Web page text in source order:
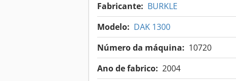
Fabricante: BURKLE
Modelo: DAK 1300
Número da máquina: 10720
Ano de fabrico: 2004